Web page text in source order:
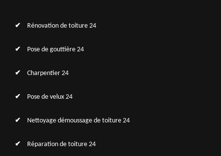
Rénovation de toiture 24
Pose de gouttière 24
Charpentier 24
Pose de velux 24
Nettoyage démoussage de toiture 24
Réparation de toiture 24